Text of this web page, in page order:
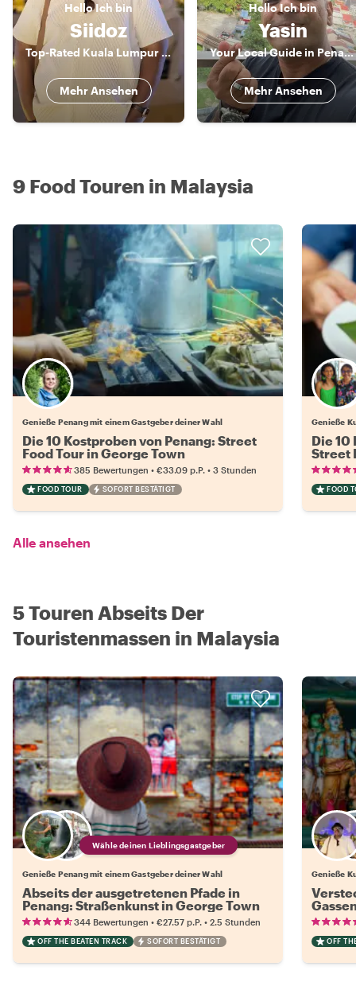
Hello Ich bin
Siidoz
Top-Rated Kuala Lumpur Food Experience Host
Mehr Ansehen
HelloIch bin
Yasin
Your Local Guide in Penang
Mehr Ansehen
9 Food Touren in Malaysia
Wähle deinen Lieblingsgastgeber
Genieße Penang mit einem Gastgeber deiner Wahl
Die 10 Kostproben von Penang: Street
Food Tour in George Town
385 Bewertungen • €33.09 p.P. • 3 Stunden
FOOD TOUR SOFORT BESTÄTIGT
Genieße
Die 10
Street
FOOD
Alle ansehen
5 Touren Abseits Der
Touristenmassen in Malaysia
Wähle deinen Lieblingsgastgeber
Genieße Penang mit einem Gastgeber deiner Wahl
Abseits der ausgetretenen Pfade in
Penang: Straßenkunst in George Town
344 Bewertungen • €27.57 p.P. • 2.5 Stunden
OFF THE BEATEN TRACK SOFORT BESTÄTIGT
Genieße
OFF